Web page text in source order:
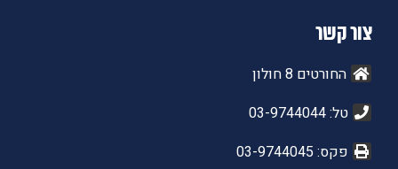
צור קשר
החורטים 8 חולון
טל: 03-9744044
פקס: 03-9744045